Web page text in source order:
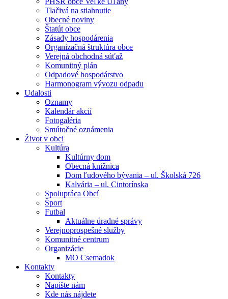
Tlačivá na stiahnutie
Obecné noviny
Štatút obce
Zásady hospodárenia
Organizačná štruktúra obce
Verejná obchodná súťaž
Komunitný plán
Odpadové hospodárstvo
Harmonogram vývozu odpadu
Udalosti
Oznamy
Kalendár akcií
Fotogaléria
Smútočné oznámenia
Život v obci
Kultúra
Kultúrny dom
Obecná knižnica
Dom ľudového bývania – ul. Školská 726
Kalvária – ul. Cintorínska
Spolupráca Obcí
Šport
Futbal
Aktuálne úradné správy
Verejnoprospešné služby
Komunitné centrum
Organizácie
MO Csemadok
Kontakty
Kontakty
Napíšte nám
Kde nás nájdete